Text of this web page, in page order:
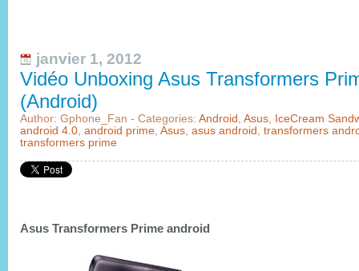
janvier 1, 2012
Vidéo Unboxing Asus Transformers
(Android)
Author: Gphone_Fan - Categories: Android , Asus, IceCream
android 4.0, android prime, Asus, asus android , transformers
transformers prime
Asus Transformers Prime android